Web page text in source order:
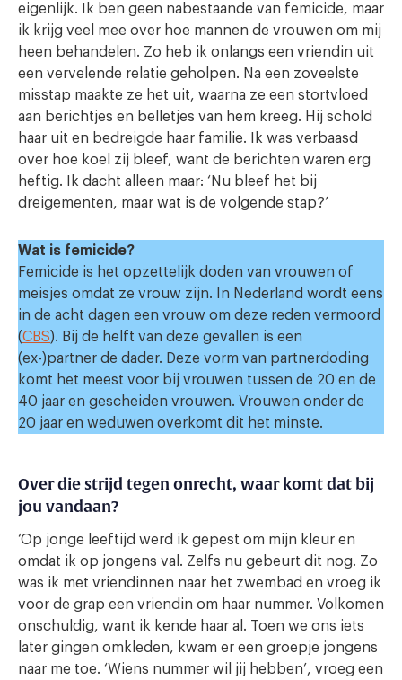
eigenlijk. Ik ben geen nabestaande van femicide, maar
ik krijg veel mee over hoe mannen de vrouwen om mij
heen behandelen. Zo heb ik onlangs een vriendin uit
een vervelende relatie geholpen. Na een zoveelste
misstap maakte ze het uit, waarna ze een stortvloed
aan berichtjes en belletjes van hem kreeg. Hij schold
haar uit en bedreigde haar familie. Ik was verbaasd
over hoe koel zij bleef, want de berichten waren erg
heftig. Ik dacht alleen maar: ‘Nu bleef het bij
dreigementen, maar wat is de volgende stap?’
Wat is femicide?
Femicide is het opzettelijk doden van vrouwen of
meisjes omdat ze vrouw zijn. In Nederland wordt eens
in de acht dagen een vrouw om deze reden vermoord
(CBS). Bij de helft van deze gevallen is een
(ex-)partner de dader. Deze vorm van partnerdoding
komt het meest voor bij vrouwen tussen de 20 en de
40 jaar en gescheiden vrouwen. Vrouwen onder de
20 jaar en weduwen overkomt dit het minste.
Over die strijd tegen onrecht, waar komt dat bij
jou vandaan?
‘Op jonge leeftijd werd ik gepest om mijn kleur en
omdat ik op jongens val. Zelfs nu gebeurt dit nog. Zo
was ik met vriendinnen naar het zwembad en vroeg ik
voor de grap een vriendin om haar nummer. Volkomen
onschuldig, want ik kende haar al. Toen we ons iets
later gingen omkleden, kwam er een groepje jongens
naar me toe. ‘Wiens nummer wil jij hebben’, vroeg een